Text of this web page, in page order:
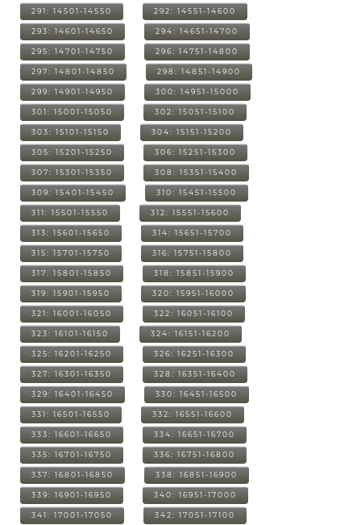
291: 14501-14550 292: 14551-14600
293: 14601-14650 294: 14651-14700
295: 14701-14750 296: 14751-14800
297: 14801-14850 298: 14851-14900
299: 14901-14950 300: 14951-15000
301: 15001-15050 302: 15051-15100
303: 15101-15150 304: 15151-15200
305: 15201-15250 306: 15251-15300
307: 15301-15350 308: 15351-15400
309: 15401-15450 310: 15451-15500
311: 15501-15550 312: 15551-15600
313: 15601-15650 314: 15651-15700
315: 15701-15750 316: 15751-15800
317: 15801-15850 318: 15851-15900
319: 15901-15950 320: 15951-16000
321: 16001-16050 322: 16051-16100
323: 16101-16150 324: 16151-16200
325: 16201-16250 326: 16251-16300
327: 16301-16350 328: 16351-16400
329: 16401-16450 330: 16451-16500
331: 16501-16550 332: 16551-16600
333: 16601-16650 334: 16651-16700
335: 16701-16750 336: 16751-16800
337: 16801-16850 338: 16851-16900
339: 16901-16950 340: 16951-17000
341: 17001-17050 342: 17051-17100